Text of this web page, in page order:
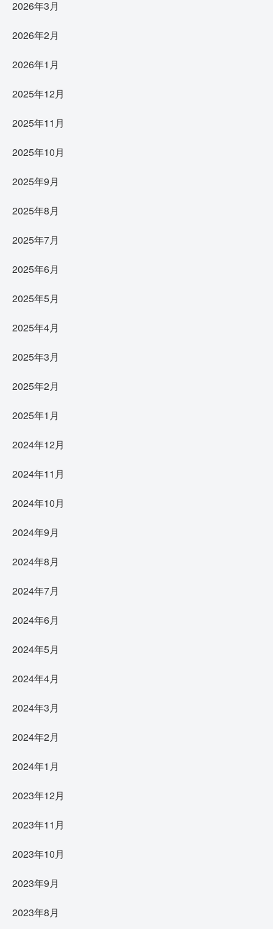
2026年3月
2026年2月
2026年1月
2025年12月
2025年11月
2025年10月
2025年9月
2025年8月
2025年7月
2025年6月
2025年5月
2025年4月
2025年3月
2025年2月
2025年1月
2024年12月
2024年11月
2024年10月
2024年9月
2024年8月
2024年7月
2024年6月
2024年5月
2024年4月
2024年3月
2024年2月
2024年1月
2023年12月
2023年11月
2023年10月
2023年9月
2023年8月